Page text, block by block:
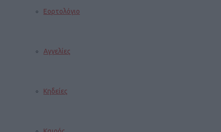
Εορτολόγιο
Αγγελίες
Κηδείες